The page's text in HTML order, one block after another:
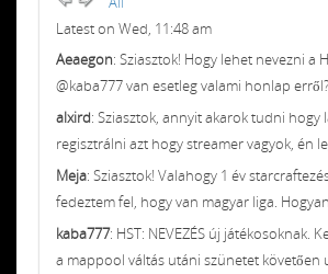
Latest on Wed, 11:48 am
Aeaegon: Sziasztok! Hogy lehet nevezni a
@kaba777 van esetleg valami honlap
alxird: Sziasztok, annyit akarok tudni hogy
regisztrálni azt hogy streamer vagyok, én
Meja: Sziasztok! Valahogy 1 év
fedeztem fel, hogy van magyar liga.
kaba777: HST: NEVEZÉS új játékosoknak.
a mappool váltás utáni szünetet követően